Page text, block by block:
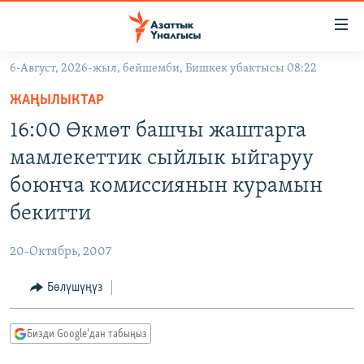
Навигацияга
өтүңүз
салыңыз
УКРАИНА
АТАЙЫН ИЛИКТӨӨ
БҮГҮН АЗАТТЫКТА
ЭКСПЕРТТЕР ТАЛДАЙТ
БИЗ ЖАНА ДҮЙНӨ
ПОДКАСТ
ӨЗГӨЧӨ ПИКИР
Русский
6-Август, 2026-жыл, бейшемби, Бишкек убактысы 08:22
ЖАҢЫЛЫКТАР
16:00 Өкмөт башчы жаштарга
мамлекеттик сыйлык ыйгаруу
боюнча комиссиянын курамын
бекитти
20-Октябрь, 2007
Бөлүшүңүз
Бизди Google'дан табыңыз